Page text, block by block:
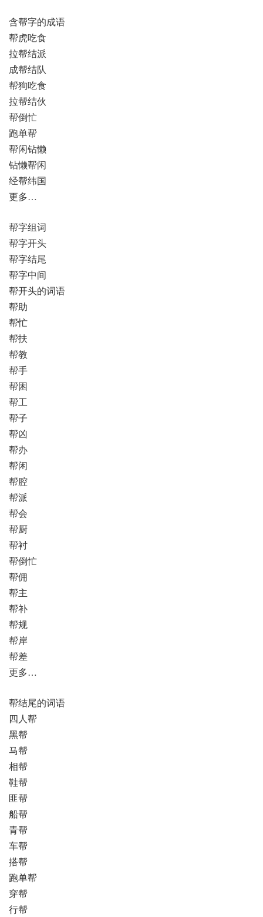
含帮字的成语
帮虎吃食
拉帮结派
成帮结队
帮狗吃食
拉帮结伙
帮倒忙
跑单帮
帮闲钻懒
钻懒帮闲
经帮纬国
更多…
帮字组词
帮字开头
帮字结尾
帮字中间
帮开头的词语
帮助
帮忙
帮扶
帮教
帮手
帮困
帮工
帮子
帮凶
帮办
帮闲
帮腔
帮派
帮会
帮厨
帮衬
帮倒忙
帮佣
帮主
帮补
帮规
帮岸
帮差
更多…
帮结尾的词语
四人帮
黑帮
马帮
相帮
鞋帮
匪帮
船帮
青帮
车帮
搭帮
跑单帮
穿帮
行帮